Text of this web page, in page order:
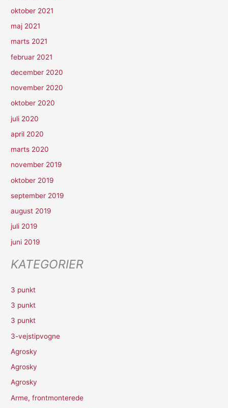
oktober 2021
maj 2021
marts 2021
februar 2021
december 2020
november 2020
oktober 2020
juli 2020
april 2020
marts 2020
november 2019
oktober 2019
september 2019
august 2019
juli 2019
juni 2019
KATEGORIER
3 punkt
3 punkt
3 punkt
3-vejstipvogne
Agrosky
Agrosky
Agrosky
Arme, frontmonterede